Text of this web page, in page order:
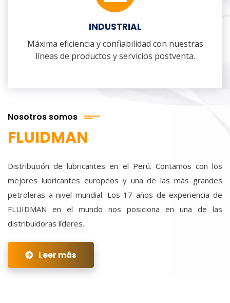
INDUSTRIAL
Máxima eficiencia y confiabilidad con nuestras
líneas de productos y servicios postventa.
Nosotros somos
FLUIDMAN
Distribución de lubricantes en el Perú. Contamos con los
mejores lubricantes europeos y una de las más grandes
petroleras a nivel mundial. Los 17 años de experiencia de
FLUIDMAN en el mundo nos posiciona en una de las
distribuidoras líderes.
Leer más